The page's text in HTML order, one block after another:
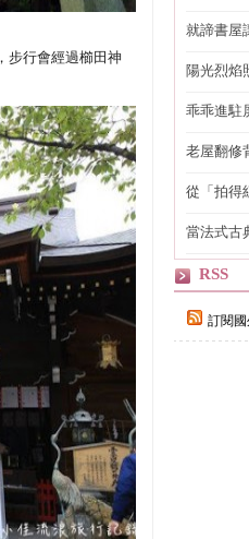
步行會經過櫛田神
就諦書屋
陽光烈焰
乖乖進駐
老屋翻修
從「拍得
當法式古
RSS
訂閱